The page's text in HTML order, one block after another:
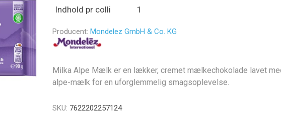
Indhold pr colli
1
Producent: Mondelez GmbH & Co. KG
Milka Alpe Mælk er en lækker, cremet mælkechokolade lavet
alpe-mælk for en uforglemmelig smagsoplevelse.
SKU: 7622202257124